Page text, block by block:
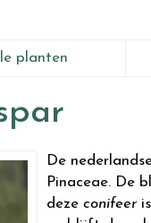
planten
De
Pinaceae. De
deze conifeer